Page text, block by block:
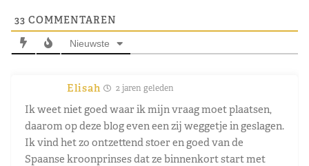
33 COMMENTAREN
Nieuwste
Elisah 2 jaren geleden
Ik weet niet goed waar ik mijn vraag moet plaatsen,
daarom op deze blog even een zij weggetje in geslagen.
Ik vind het zo ontzettend stoer en goed van de
Spaanse kroonprinses dat ze binnenkort start met